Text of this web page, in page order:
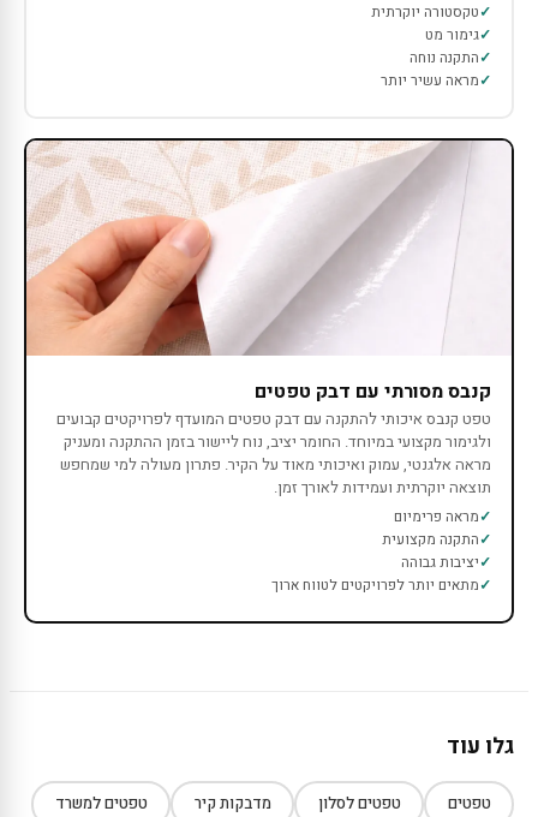
טקסטורה יוקרתית
גימור מט
התקנה נוחה
מראה עשיר יותר
קנבס מסורתי עם דבק טפטים
טפט קנבס איכותי להתקנה עם דבק טפטים המועדף לפרויקטים קבועים
ולגימור מקצועי במיוחד. החומר יציב, נוח ליישור בזמן ההתקנה ומעניק
מראה אלגנטי, עמוק ואיכותי מאוד על הקיר. פתרון מעולה למי שמחפש
תוצאה יוקרתית ועמידות לאורך זמן.
מראה פרימיום
התקנה מקצועית
יציבות גבוהה
מתאים יותר לפרויקטים לטווח ארוך
גלו עוד
טפטים טפטים לסלון מדבקות קיר טפטים למשרד